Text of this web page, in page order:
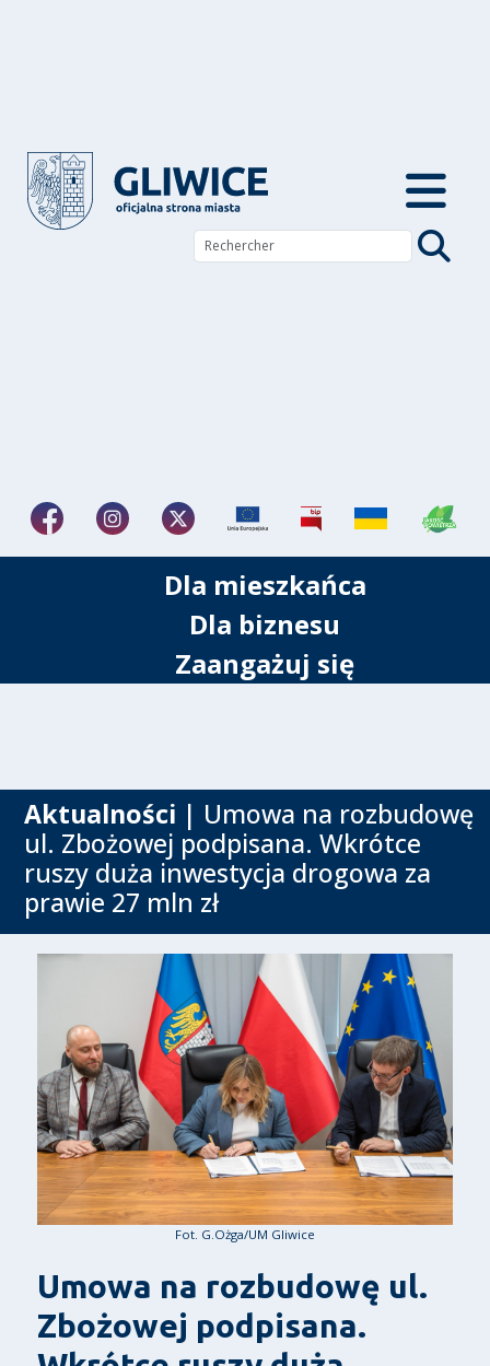
Dla mieszkańca
Dla biznesu
Zaangażuj się
Aktualności | Umowa na rozbudowę
ul. Zbożowej podpisana. Wkrótce
ruszy duża inwestycja drogowa za
prawie 27 mln zł
Fot. G.Ożga/UM Gliwice
Umowa na rozbudowę ul.
Zbożowej podpisana.